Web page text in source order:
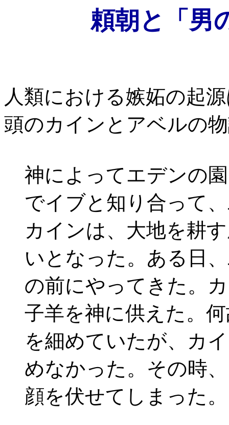
頼朝と「
人類における嫉妬の起
頭のカインとアベルの
神によってエデンの
でイブと知り合って
カインは、大地を耕
いとなった。ある日
の前にやってきた。
子羊を神に供えた。
を細めていたが、カ
めなかった。その時
顔を伏せてしまった。